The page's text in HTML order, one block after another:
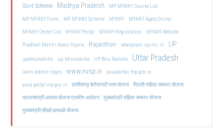
Govt Scheme Madhya Pradesh
MP MYKKY Course List
MP MYKKY Form
MP MYKKY Scheme MYKKY
MYKKY Apply Online
MYKKY Center List
MYKKY Portal MYKKY Registration
MYKKY Website
Pradhan Mantri Awas Yojana
Rajasthan sewayojan.up.nic.in UP
upbhunaksha up bhunaksha UP Bhu Naksha Uttar Pradesh
uwin admin login www.nvsp.in
yuvaportal.mp.gov.in
yuva portal mp gov.in
छत्तीसगढ़ बेरोजगारी भत्ता योजना दिल्ली महिला सम्मान योजना
प्रधानमंत्री आवास योजना ग्रामीण आवेदन मुख्यमंत्री महिला सम्मान योजना
मुख्यमंत्री सीखो कमाओ योजना